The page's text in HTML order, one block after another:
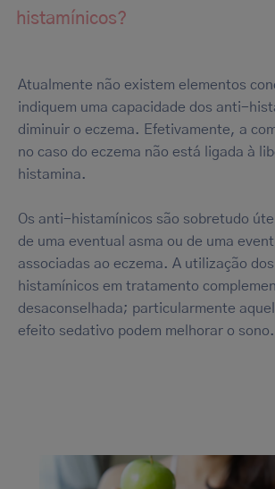
histamínicos?
Atualmente não existem elementos
indiquem uma capacidade dos anti-
diminuir o eczema. Efetivamente, a
no caso do eczema não está ligada à
histamina.
Os anti-histamínicos são sobretudo
de uma eventual asma ou de uma
associadas ao eczema. A utilização
histamínicos em tratamento
desaconselhada; particularmente
efeito sedativo podem melhorar o